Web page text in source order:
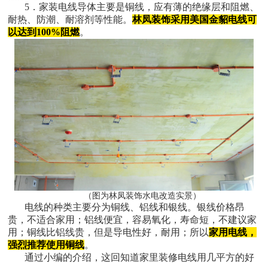
5．家装电线导体主要是铜线，应有薄的绝缘层和阻燃、
耐热、防潮、耐溶剂等性能。林凤装饰采用美国金貂电线可
以达到100%阻燃。
（图为林凤装饰水电改造实景）
电线的种类主要分为铜线、铝线和银线。银线价格昂
贵，不适合家用；铝线便宜，容易氧化，寿命短，不建议家
用；铜线比铝线贵，但是导电性好，耐用；所以家用电线，
强烈推荐使用铜线。
通过小编的介绍，这回知道家里装修电线用几平方的好